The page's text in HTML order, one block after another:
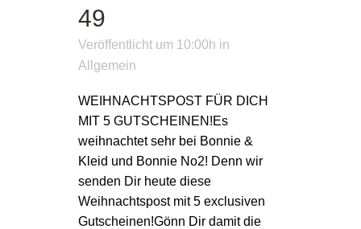
49
Veröffentlicht um 10:00h in
Allgemein
WEIHNACHTSPOST FÜR DICH
MIT 5 GUTSCHEINEN!Es
weihnachtet sehr bei Bonnie &
Kleid und Bonnie No2! Denn wir
senden Dir heute diese
Weihnachtspost mit 5 exclusiven
Gutscheinen!Gönn Dir damit die